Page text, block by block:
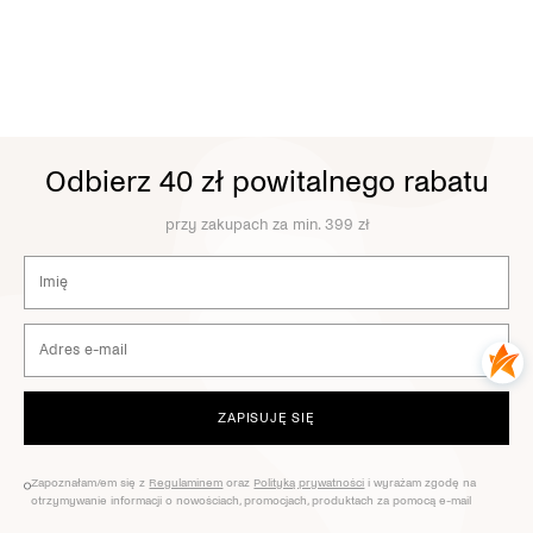
Odbierz 40 zł powitalnego rabatu
przy zakupach za min. 399 zł
ZAPISUJĘ SIĘ
Zapoznałam/em się z Regulaminem oraz Polityką prywatności i wyrażam zgodę na
otrzymywanie informacji o nowościach, promocjach, produktach za pomocą e-mail